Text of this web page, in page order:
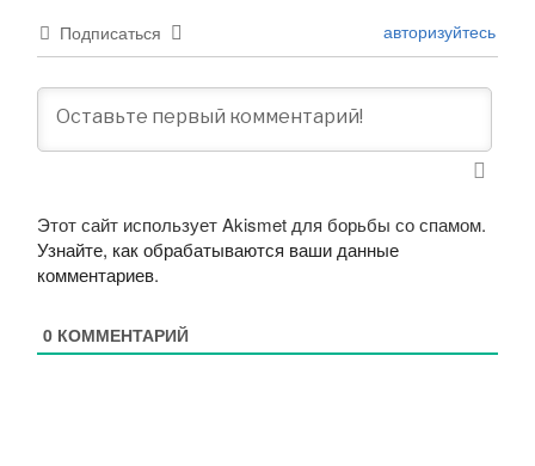
Подписаться авторизуйтесь
Этот сайт использует Akismet для борьбы со спамом.
Узнайте, как обрабатываются ваши данные
комментариев.
0 КОММЕНТАРИЙ